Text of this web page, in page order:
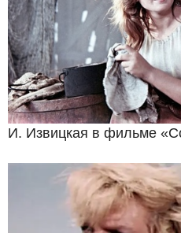
И. Извицкая в фильме